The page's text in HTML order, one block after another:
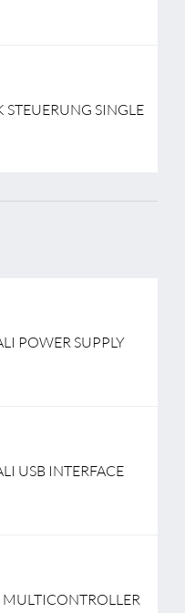
STEUERUNG SINGLE
POWER SUPPLY
USB INTERFACE
MULTICONTROLLER